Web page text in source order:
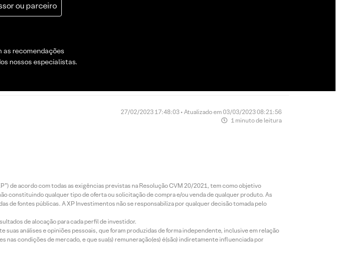
ou parceiro
as recomendações
nossos especialistas.
27/02/2023 17:48:03 • Atualizado em 03/03/2023 08:21:56
1 minuto de leitura
de acordo com todas as exigências previstas na Resolução CVM 20/2021, tem como objetivo
constituindo qualquer tipo de oferta ou solicitação de compra e/ou venda de qualquer produto. As
de fontes públicas. A XP Investimentos não se responsabiliza por qualquer decisão tomada pelo
de alocação para cada perfil de investidor.
análises e opiniões pessoais, que foram produzidas de forma independente, inclusive em relação
condições de mercado, e que sua(s) remuneração(es) é(são) indiretamente influenciada por